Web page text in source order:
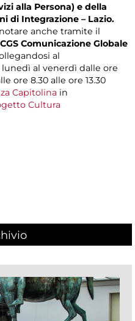
alla Persona) e della
di Integrazione – Lazio.
anche tramite il
CGS Comunicazione Globale
al
al venerdì dalle ore
ore 8.30 alle ore 13.30
Capitolina in
Cultura